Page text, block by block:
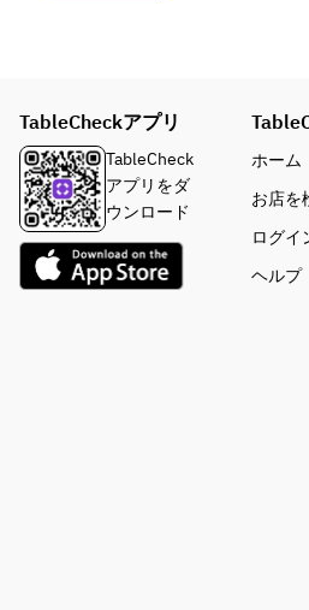
TableCheckアプリ
TableCheck
アプリをダ
ウンロード
ホーム
お店を
ログイ
ヘルプ